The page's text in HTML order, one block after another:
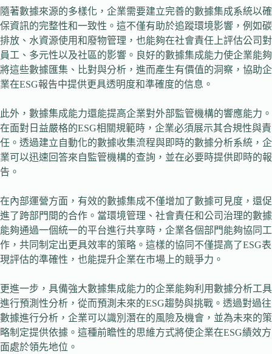
隨著數據來源的多樣化，企業需要建立完善的數據集成系統以確
保資訊的完整性和一致性。這不僅有助於追蹤環境影響，例如碳
排放、水資源使用和廢物管理，也能夠在社會責任上評估公司對
員工、多元性以及社區的影響。良好的數據集成能力使企業能夠
將這些數據匯集、比對與分析，進而產生有價值的洞察，協助企
業在ESG報告中提供更具透明度和準確度的信息。
此外，數據集成能力還能提高企業對外部監管機構的響應能力。
在面對日益嚴格的ESG相關規範時，企業必須展示其合規性與責
任。透過建立自動化的數據收集流程與即時的數據分析系統，企
業可以迅速回答來自監管機構的查詢，並在必要時提供即時的報
告。
在內部運營方面，有效的數據集成不僅增加了數據可見度，還促
進了跨部門間的合作。當環境管理、社會責任和公司治理的數據
能夠通過一個統一的平台進行共享時，企業各個部門能夠協同工
作，共同制定出更具效率的策略。這樣的協同不僅提高了ESG表
現評估的準確性，也能提升企業在市場上的競爭力。
更進一步，具備強大數據集成能力的企業能夠利用數據分析工具
進行預測性分析，從而預測未來的ESG趨勢與挑戰。透過對過往
數據進行分析，企業可以識別潛在的風險及機會，並為未來的策
略制定提供依據。這種前瞻性的思維方式將使企業在ESG績效方
面處於領先地位。